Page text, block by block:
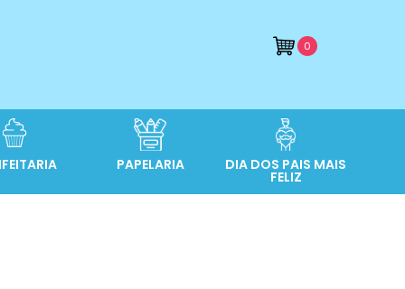
0
PAPELARIA DIA DOS PAIS MAIS
FELIZ